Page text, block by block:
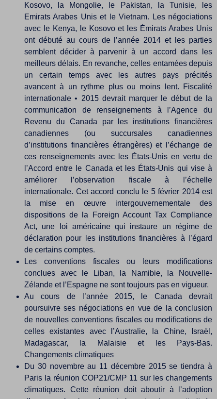
Kosovo, la Mongolie, le Pakistan, la Tunisie, les
Emirats Arabes Unis et le Vietnam. Les négociations
avec le Kenya, le Kosovo et les Émirats Arabes Unis
ont débuté au cours de l’année 2014 et les parties
semblent décider à parvenir à un accord dans les
meilleurs délais. En revanche, celles entamées depuis
un certain temps avec les autres pays précités
avancent à un rythme plus ou moins lent. Fiscalité
internationale • 2015 devrait marquer le début de la
communication de renseignements à l’Agence du
Revenu du Canada par les institutions financières
canadiennes (ou succursales canadiennes
d’institutions financières étrangères) et l’échange de
ces renseignements avec les États-Unis en vertu de
l’Accord entre le Canada et les États-Unis qui vise à
améliorer l’observation fiscale à l’échelle
internationale. Cet accord conclu le 5 février 2014 est
la mise en œuvre intergouvernementale des
dispositions de la Foreign Account Tax Compliance
Act, une loi américaine qui instaure un régime de
déclaration pour les institutions financières à l’égard
de certains comptes.
Les conventions fiscales ou leurs modifications
conclues avec le Liban, la Namibie, la Nouvelle-
Zélande et l’Espagne ne sont toujours pas en vigueur.
Au cours de l’année 2015, le Canada devrait
poursuivre ses négociations en vue de la conclusion
de nouvelles conventions fiscales ou modifications de
celles existantes avec l’Australie, la Chine, Israël,
Madagascar, la Malaisie et les Pays-Bas.
Changements climatiques
Du 30 novembre au 11 décembre 2015 se tiendra à
Paris la réunion COP21/CMP 11 sur les changements
climatiques. Cette réunion doit aboutir à l’adoption